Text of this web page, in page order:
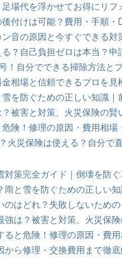
場代を浮かせてお得にリフ
付けは可能？費用・手順
音の原因と今すぐできる
？自己負担ゼロは本当？
！自分でできる掃除方法と
相場と信頼できるプロを見
を防ぐための正しい知識
被害と対策、火災保険の
険！修理の原因・費用相
火災保険は使える？自分で
対策完全ガイド｜倒壊を防
と雪を防ぐための正しい
のはどれ？失敗しないため
強は？被害と対策、火災保
ると危険！修理の原因・費
ら修理・交換費用まで徹